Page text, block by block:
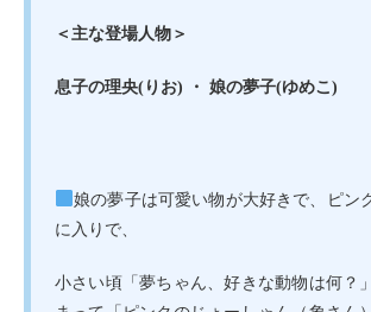
＜主な登場人物＞
息子の理央(りお) ・ 娘の夢子(ゆめこ)
娘の夢子は可愛い物が大好きで、ピン
に入りで、
小さい頃「夢ちゃん、好きな動物は何？